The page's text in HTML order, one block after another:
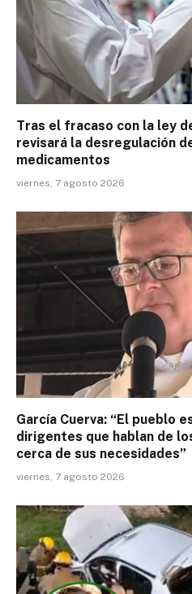
Tras el fracaso con la ley
revisará la desregulación
medicamentos
viernes, 7 agosto 2026
García Cuerva: “El pueblo
dirigentes que hablan de
cerca de sus necesidades”
viernes, 7 agosto 2026